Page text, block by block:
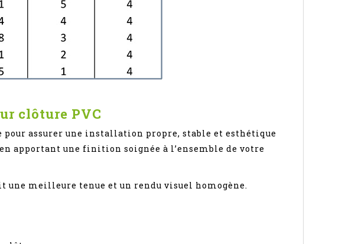
clôture PVC
assurer une installation propre, stable et esthétique
apportant une finition soignée à l’ensemble de votre
une meilleure tenue et un rendu visuel homogène.